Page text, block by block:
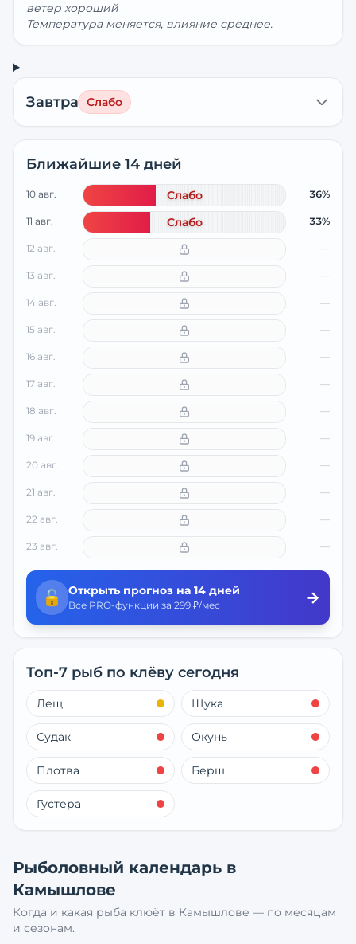
ветер хороший
Температура меняется, влияние среднее.
Завтра Слабо
Ближайшие 14 дней
10 авг. Слабо 36%
11 авг. Слабо 33%
12 авг. —
13 авг. —
14 авг. —
15 авг. —
16 авг. —
17 авг. —
18 авг. —
19 авг. —
20 авг. —
21 авг. —
22 авг. —
23 авг. —
🔓 Открыть прогноз на 14 дней
Все PRO-функции за 299 ₽/мес →
Топ-7 рыб по клёву сегодня
Лещ Щука
Судак Окунь
Плотва Берш
Густера
Рыболовный календарь в
Камышлове
Когда и какая рыба клюёт в Камышлове — по месяцам
и сезонам.